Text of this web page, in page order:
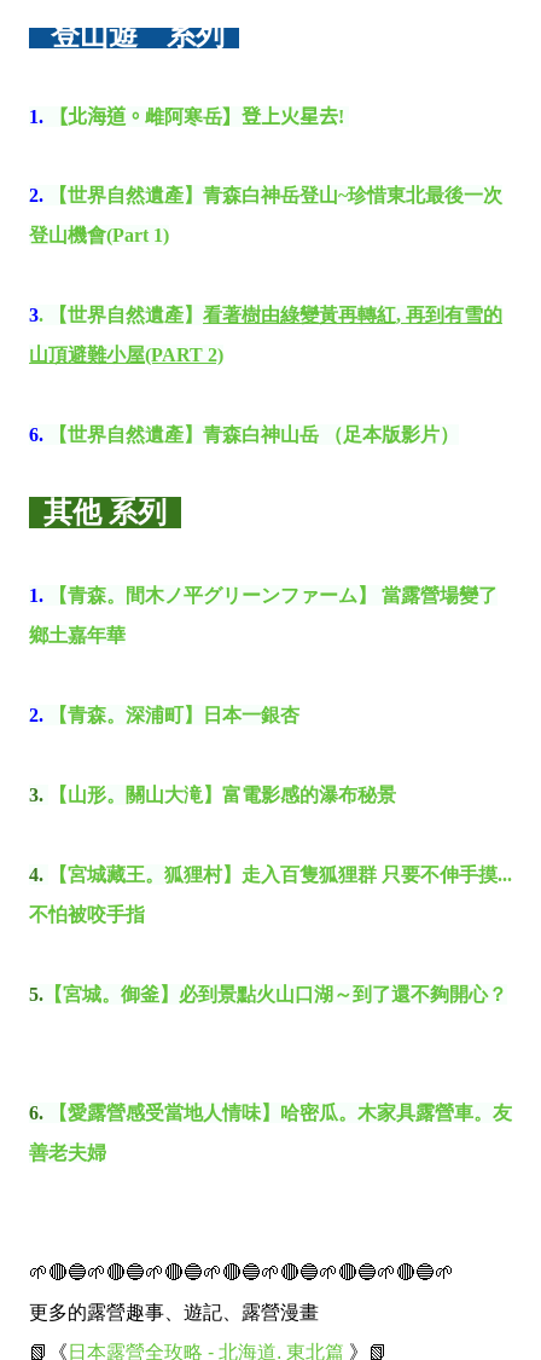
登山遊 系列
1. 【北海道。 雌阿寒岳】登上火星去!
2.
【世界自然遺產】青森白神岳登山~珍惜東北最後一次
登山機會(Part 1)
3. 【世界自然遺產】 看著樹由綠變黃再轉紅, 再到有雪的
山頂避難小屋(PART 2)
6. 【世界自然遺產】青森白神山岳 （足本版影片）
其他 系列
1.
【青森。間木ノ平グリーンファーム】 當露營場變了
鄉土嘉年華
2. 【青森。 深浦町】日本一銀杏
3. 【山形。 關山大滝】富電影感的瀑布秘景
4. 【宮城藏王。 狐狸村】走入百隻狐狸群 只要不伸手摸...
不怕被咬手指
5. 【宮城。御釜】必到景點火山口湖～到了還不夠開心？
6.
【愛露營感受當地人情味】哈密瓜。木家具露營車。友
善老夫婦
🌱🔴🔵🌱🔴🔵🌱🔴🔵🌱🔴🔵🌱🔴🔵🌱🔴🔵🌱🔴🔵🌱
更多的露營趣事、遊記、露營漫畫
📗《 日本露營全玫略 - 北海道. 東北篇 》📗